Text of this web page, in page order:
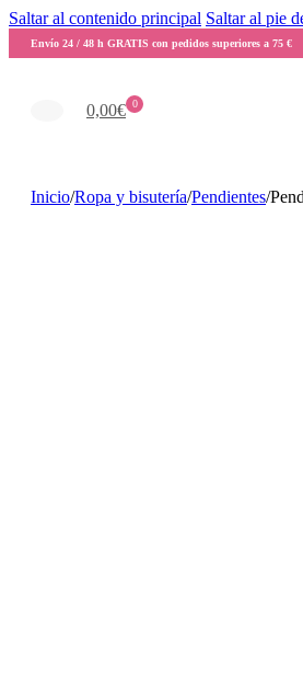
Saltar al contenido principal Saltar al pie
Envío 24 / 48 h GRATIS con pedidos superiores a 75 €
0
0,00€
Inicio/Ropa y bisutería/Pendientes/